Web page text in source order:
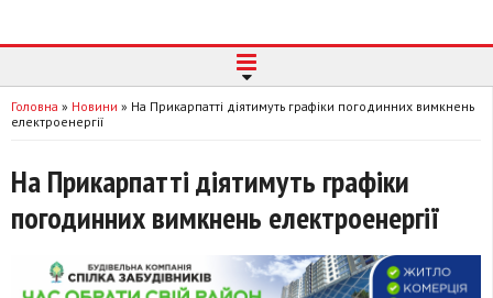
Головна » Новини » На Прикарпатті діятимуть графіки погодинних вимкнень
електроенергії
На Прикарпатті діятимуть графіки
погодинних вимкнень електроенергії